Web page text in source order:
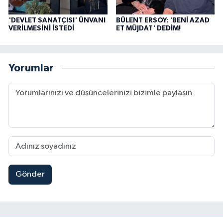
'DEVLET SANATÇISI' ÜNVANI
VERİLMESİNİ İSTEDİ
BÜLENT ERSOY: 'BENİ AZAD
ET MÜJDAT' DEDİM!
Yorumlar
Gönder